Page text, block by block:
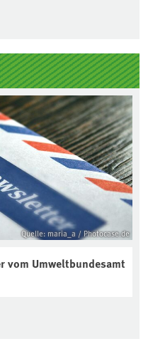
müssen
für
nach Ablauf der
Reparaturen zu
Preis anbieten:
Quelle: maria_a / Photocase.de
vom Umweltbundesamt